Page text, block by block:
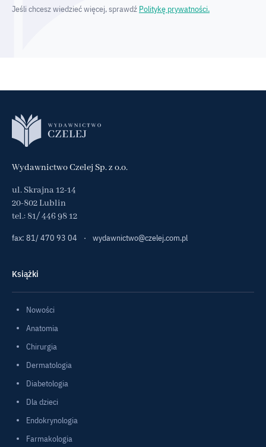
Jeśli chcesz wiedzieć więcej, sprawdź Politykę prywatności.
Wydawnictwo Czelej Sp. z o.o.
ul. Skrajna 12-14
20-802 Lublin
tel.: 81/ 446 98 12
fax: 81/ 470 93 04
· wydawnictwo@czelej.com.pl
Książki
Nowości
Anatomia
Chirurgia
Dermatologia
Diabetologia
Dla dzieci
Endokrynologia
Farmakologia